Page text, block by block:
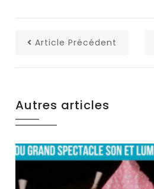
Article Précédent
Autres articles